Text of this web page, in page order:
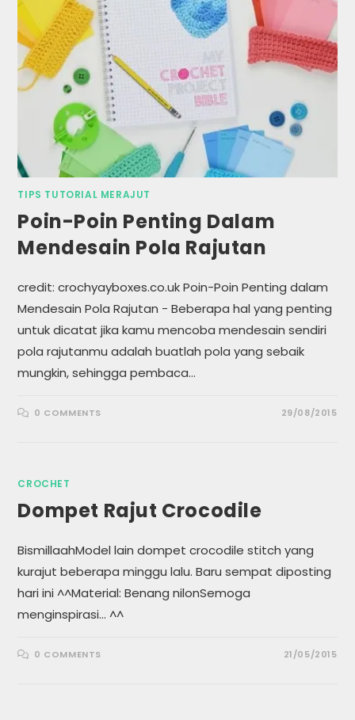
TIPS TUTORIAL MERAJUT
Poin-Poin Penting Dalam
Mendesain Pola Rajutan
credit: crochyayboxes.co.uk Poin-Poin Penting dalam
Mendesain Pola Rajutan - Beberapa hal yang penting
untuk dicatat jika kamu mencoba mendesain sendiri
pola rajutanmu adalah buatlah pola yang sebaik
mungkin, sehingga pembaca…
0 COMMENTS 29/08/2015
CROCHET
Dompet Rajut Crocodile
BismillaahModel lain dompet crocodile stitch yang
kurajut beberapa minggu lalu. Baru sempat diposting
hari ini ^^Material: Benang nilonSemoga
menginspirasi... ^^
0 COMMENTS 21/05/2015